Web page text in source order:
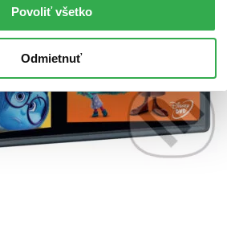
Povoliť všetko
Odmietnuť